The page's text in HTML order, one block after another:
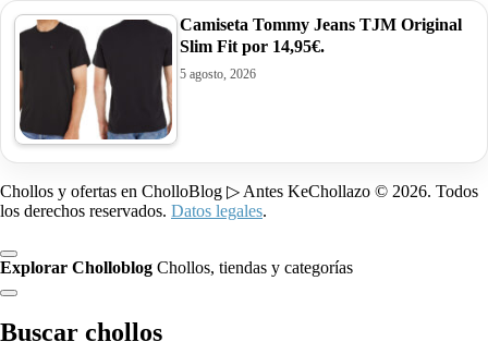
Camiseta Tommy Jeans TJM Original
Slim Fit por 14,95€.
5 agosto, 2026
Chollos y ofertas en CholloBlog ▷ Antes KeChollazo © 2026. Todos
los derechos reservados. Datos legales.
Explorar Cholloblog Chollos, tiendas y categorías
Buscar chollos